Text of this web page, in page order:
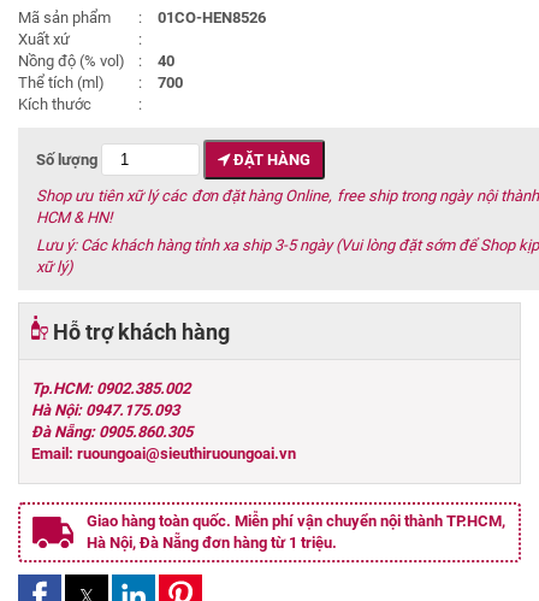
Mã sản phẩm :
01CO-HEN8526
Xuất xứ
:
Nồng độ (% vol)
:
40
Thể tích (ml)
:
700
Kích thước
:
Số lượng
ĐẶT HÀNG
Shop ưu tiên xữ lý các đơn đặt hàng Online, free ship trong ngày nội thành
HCM & HN!
Lưu ý: Các khách hàng tỉnh xa ship 3-5 ngày (Vui lòng đặt sớm để Shop kịp
xữ lý)
Hỗ trợ khách hàng
Tp.HCM: 0902.385.002
Hà Nội: 0947.175.093
Đà Nẵng: 0905.860.305
Email: ruoungoai@sieuthiruoungoai.vn
Giao hàng toàn quốc. Miễn phí vận chuyển nội thành TP.HCM,
Hà Nội, Đà Nẵng đơn hàng từ 1 triệu.